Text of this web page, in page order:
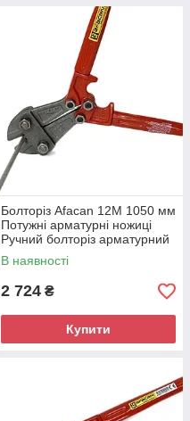
Болторіз Afacan 12М 1050 мм
Потужні арматурні ножиці
Ручний болторіз арматурний
В наявності
2 724 ₴
Купити